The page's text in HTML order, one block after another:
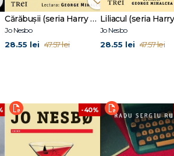
Cărăbușii (seria Harry Hole, vol. 2)
Jo Nesbo
28.55 lei 47.57 lei
Jo Nesbo
28.55 lei 47.57 lei
-40%